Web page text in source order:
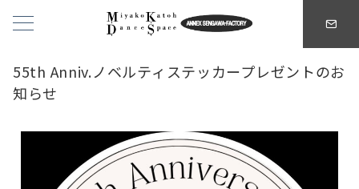
55th Anniv.ノベルティステッカープレゼントのお
知らせ